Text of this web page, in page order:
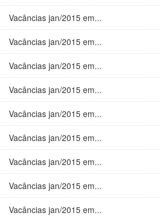
Vacâncias jan/2015 em...
Vacâncias jan/2015 em...
Vacâncias jan/2015 em...
Vacâncias jan/2015 em...
Vacâncias jan/2015 em...
Vacâncias jan/2015 em...
Vacâncias jan/2015 em...
Vacâncias jan/2015 em...
Vacâncias jan/2015 em...